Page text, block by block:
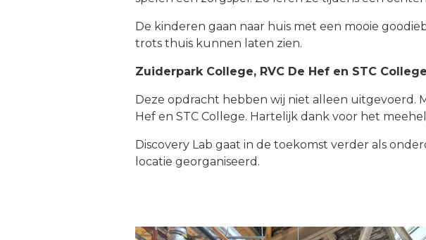
De kinderen gaan naar huis met een mooie
trots thuis kunnen laten zien.
Zuiderpark College, RVC De Hef en STC College
Deze opdracht hebben wij niet alleen uitgevoerd.
Hef en STC College. Hartelijk dank voor het
Discovery Lab gaat in de toekomst verder als
locatie georganiseerd.